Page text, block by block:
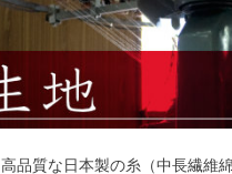
高品質な日本製の糸（中長繊維